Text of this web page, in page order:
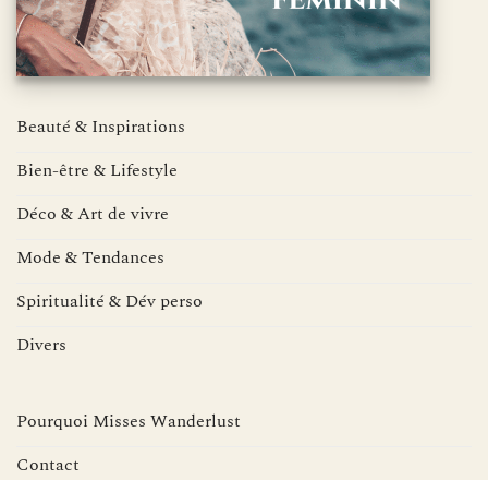
Beauté & Inspirations
Bien-être & Lifestyle
Déco & Art de vivre
Mode & Tendances
Spiritualité & Dév perso
Divers
Pourquoi Misses Wanderlust
Contact